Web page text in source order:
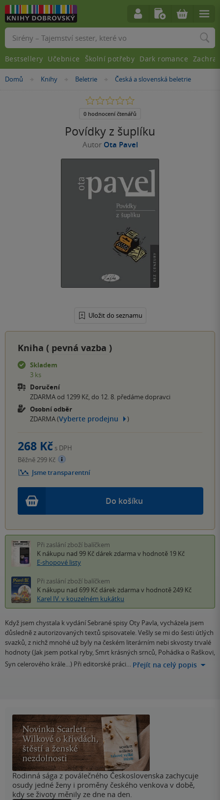
Nacházíte
Domů »
Knihy »
Beletrie »
Česká a slovenská beletrie
Povídky z šuplíku
Autor Ota Pavel
Uložit do seznamu
0.0
5
0 hodnocení čtenářů
Kniha ( pevná vazba )
Skladem
3 ks
Doručení
ZDARMA od 1299 Kč, do 12. 8. předáme dopravci
Osobní odběr
ZDARMA (Vyberte prodejnu )
Do košíku
268 Kč s DPH
Běžně 299 Kč
Jsme transparentní
Při zaslání zboží balíčkem
K nákupu nad 99 Kč dárek zdarma v hodnotě 19 Kč
E-shopové listy
Při zaslání zboží balíčkem
K nákupu nad 699 Kč dárek zdarma v hodnotě 249 Kč
Karel IV. v kouzelném kukátku
Když jsem chystala k vydání Sebrané spisy Oty Pavla, vycházela jsem
důsledně z autorizovaných textů spisovatele. Vešly se mi do šesti útlých
svazků, z nichž mnohé už byly na českém literárním nebi skvosty trvalé
hodnoty (Jak jsem potkal ryby, Smrt krásných srnců, Pohádka o Raškovi,
Syn celerového krále…) Při editorské práci… Přejít na celý popis
Rodinná sága z poválečného Československa zachycuje
osudy jedné ženy i proměny českého venkova v době,
kdy se životy měnily ze dne na den.
Vyhledávání
Bestsellery Učebnice Školní potřeby Dark romance